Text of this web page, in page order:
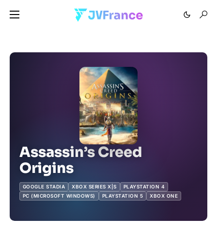
Assassin’s Creed
Origins
GOOGLE STADIA XBOX SERIES X|S
PLAYSTATION 4
PC (MICROSOFT WINDOWS)
PLAYSTATION 5 XBOX ONE